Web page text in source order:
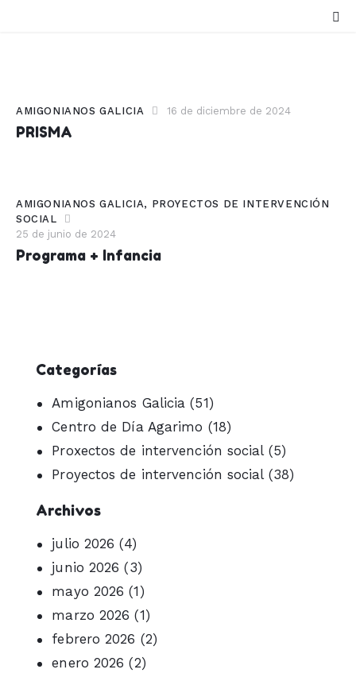
AMIGONIANOS GALICIA 16 de diciembre de 2024
PRISMA
AMIGONIANOS GALICIA, PROYECTOS DE INTERVENCIÓN
SOCIAL
25 de junio de 2024
Programa + Infancia
Categorías
Amigonianos Galicia (51)
Centro de Día Agarimo (18)
Proxectos de intervención social(5)
Proyectos de intervención social(38)
Archivos
julio 2026 (4)
junio 2026 (3)
mayo 2026 (1)
marzo 2026 (1)
febrero 2026 (2)
enero 2026 (2)